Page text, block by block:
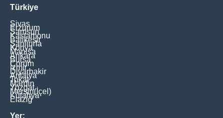
Türkiye
Sivas
Erzurum
Samsun
Kastamonu
Balikesir
Şanliurfa
Konya
Manisa
Ankara
Bursa
Çorum
İzmir
Diyarbakir
Antalya
Tokat
Mardin
Yozgat
Mersin(İçel)
Kütahya
Elaziğ
Yer: